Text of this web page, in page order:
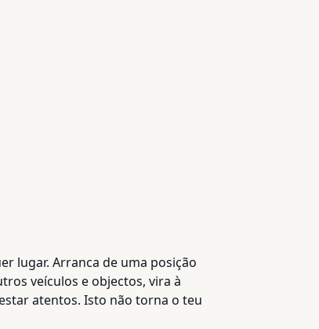
lugar. Arranca de uma posição
veículos e objectos, vira à
atentos. Isto não torna o teu